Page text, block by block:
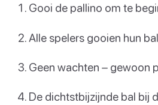
Gooi de pallino om te
Alle spelers gooien hun
Geen wachten – gewoon
De dichtstbijzijnde bal bij